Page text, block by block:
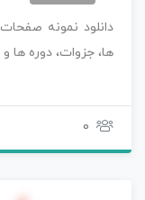
دانلود نمونه
ها، جزوات، دوره
0